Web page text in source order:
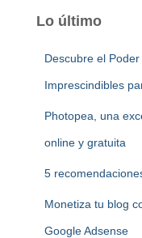
Lo último
Descubre el
Imprescindibles
Photopea, una
online y gratuita
5
Monetiza tu blog
Google Adsense